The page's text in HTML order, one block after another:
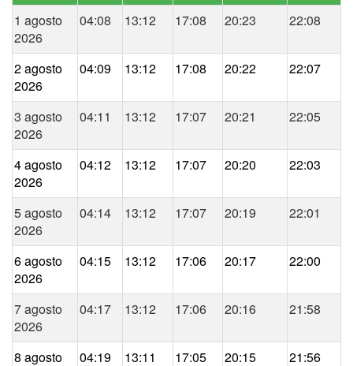
1 agosto
2026
04:08 13:12 17:08 20:23 22:08
2 agosto
2026
04:09 13:12 17:08 20:22 22:07
3 agosto
2026
04:11 13:12 17:07 20:21 22:05
4 agosto
2026
04:12 13:12 17:07 20:20 22:03
5 agosto
2026
04:14 13:12 17:07 20:19 22:01
6 agosto
2026
04:15 13:12 17:06 20:17 22:00
7 agosto
2026
04:17 13:12 17:06 20:16 21:58
8 agosto
04:19 13:11 17:05 20:15 21:56